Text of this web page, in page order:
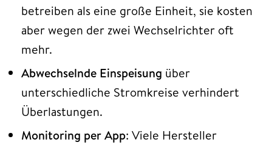
betreiben als eine große Einheit, sie kosten
aber wegen der zwei Wechselrichter oft
mehr.
Abwechselnde Einspeisung über
unterschiedliche Stromkreise verhindert
Überlastungen.
Monitoring per App: Viele Hersteller